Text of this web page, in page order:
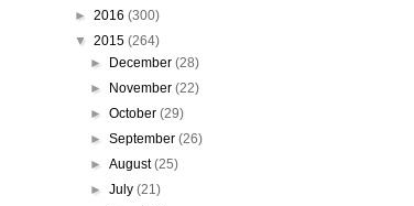
► 2016 (300)
▼ 2015 (264)
►
December (28)
►
November (22)
► October (29)
► September (26)
► August(25)
► July (21)